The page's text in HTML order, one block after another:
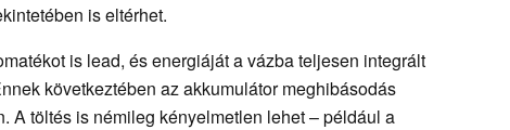
is eltérhet.
is lead, és energiáját a vázba teljesen integrált
következtében az akkumulátor meghibásodás
A töltés is némileg kényelmetlen lehet – például a